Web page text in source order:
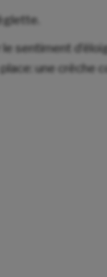
sentiment
une crèche